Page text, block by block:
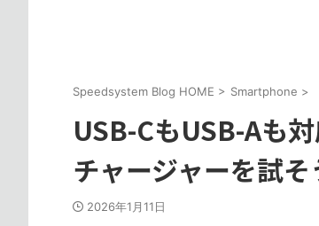
Speedsystem Blog HOME > Smartphone >
USB-CもUSB-Aも
チャージャーを試そ
2026年1月11日